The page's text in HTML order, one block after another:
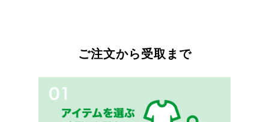
ご注文から受取まで